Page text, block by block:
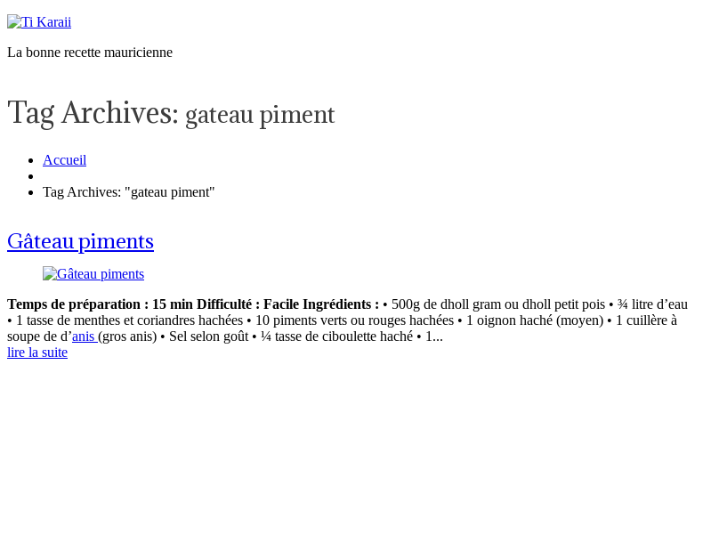
La bonne recette mauricienne
Tag Archives: gateau piment
Accueil
Tag Archives: "gateau piment"
Gâteau piments
Temps de préparation : 15 min Difficulté : Facile Ingrédients : • 500g de dholl gram ou dholl petit pois • ¾ litre d’eau
• 1 tasse de menthes et coriandres hachées • 10 piments verts ou rouges hachées • 1 oignon haché (moyen) • 1 cuillère à
soupe de d’anis (gros anis) • Sel selon goût • ¼ tasse de ciboulette haché • 1...
lire la suite